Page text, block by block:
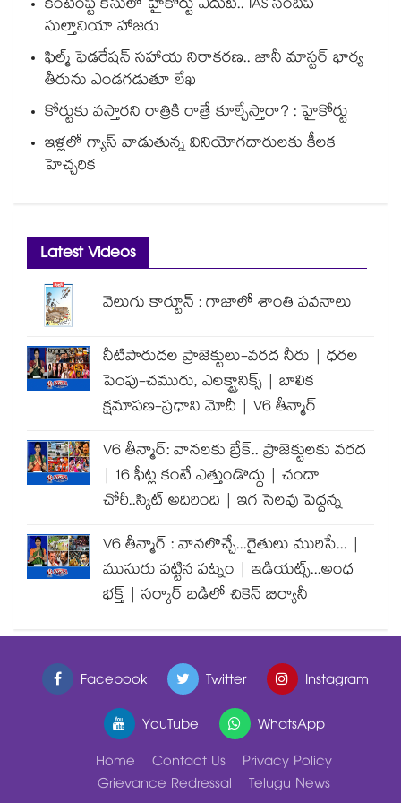
కంటెంప్ట్ కేసులో హైకోర్టు ఎదుట.. IAS సందీప్
సుల్తానియా హాజరు
ఫిల్మ్ ఫెడరేషన్ సహాయ నిరాకరణ.. జానీ మాస్టర్ భార్య
తీరును ఎండగడుతూ లేఖ
కోర్టుకు వస్తారని రాత్రికి రాత్రే కూల్చేస్తారా? : హైకోర్టు
ఇళ్లలో గ్యాస్ వాడుతున్న వినియోగదారులకు కీలక
హెచ్చరిక
Latest Videos
వెలుగు కార్టూన్ : గాజాలో శాంతి పవనాలు
నీటిపారుదల ప్రాజెక్టులు-వరద నీరు | ధరల
పెంపు-చమురు, ఎలక్ట్రానిక్స్ | బాలిక
క్షమాపణ-ప్రధాని మోదీ | V6 తీన్మార్
V6 తీన్మార్: వానలకు బ్రేక్.. ప్రాజెక్టులకు వరద
| 16 ఫీట్ల కంటే ఎత్తుండొద్దు | చందా
చోరీ..స్కిట్ అదిరింది | ఇగ సెలవు పెద్దన్న
V6 తీన్మార్ : వానలొచ్చే...రైతులు మురిసే... |
ముసురు పట్టిన పట్నం | ఇడియట్స్...అంధ
భక్త్ | సర్కార్ బడిలో చికెన్ బిర్యానీ
Facebook Twitter
Instagram
YouTube
WhatsApp
Home
Contact Us
Privacy Policy
Grievance Redressal
Telugu News